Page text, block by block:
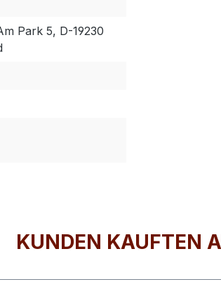
Park 5, D-19230
KUNDEN KAUFTEN